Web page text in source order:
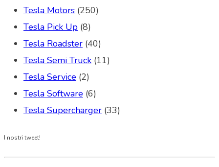
Tesla Motors (250)
Tesla Pick Up (8)
Tesla Roadster (40)
Tesla Semi Truck (11)
Tesla Service (2)
Tesla Software (6)
Tesla Supercharger (33)
I nostri tweet!